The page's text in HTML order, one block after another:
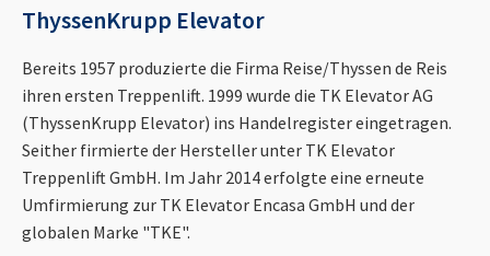
ThyssenKrupp Elevator
Bereits 1957 produzierte die Firma Reise/Thyssen de Reis
ihren ersten Treppenlift. 1999 wurde die TK Elevator AG
(ThyssenKrupp Elevator) ins Handelregister eingetragen.
Seither firmierte der Hersteller unter TK Elevator
Treppenlift GmbH. Im Jahr 2014 erfolgte eine erneute
Umfirmierung zur TK Elevator Encasa GmbH und der
globalen Marke "TKE".